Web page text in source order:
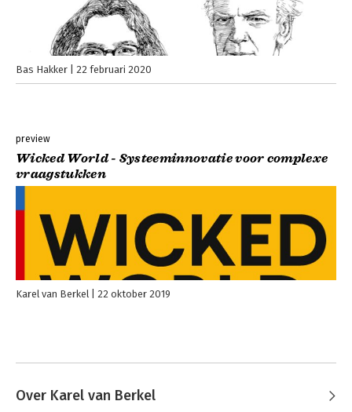
Bas Hakker 22 februari 2020
preview
Wicked World - Systeeminnovatie voor complexe
vraagstukken
Karel van Berkel 22 oktober 2019
Over Karel van Berkel